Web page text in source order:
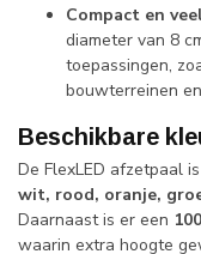
Compact en
diameter van 8
toepassingen,
bouwterreinen
Beschikbare
De FlexLED afzetpaal
wit, rood, oranje,
Daarnaast is er een
waarin extra hoogte